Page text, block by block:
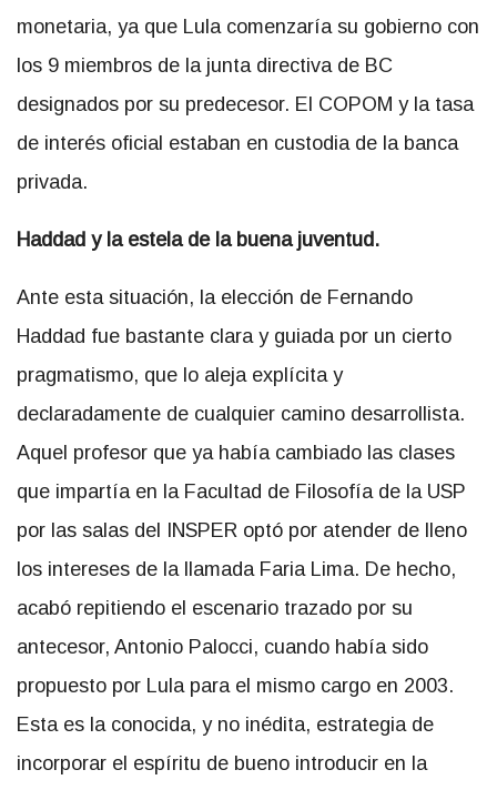
monetaria, ya que Lula comenzaría su gobierno con
los 9 miembros de la junta directiva de BC
designados por su predecesor. El COPOM y la tasa
de interés oficial estaban en custodia de la banca
privada.
Haddad y la estela de la buena juventud.
Ante esta situación, la elección de Fernando
Haddad fue bastante clara y guiada por un cierto
pragmatismo, que lo aleja explícita y
declaradamente de cualquier camino desarrollista.
Aquel profesor que ya había cambiado las clases
que impartía en la Facultad de Filosofía de la USP
por las salas del INSPER optó por atender de lleno
los intereses de la llamada Faria Lima. De hecho,
acabó repitiendo el escenario trazado por su
antecesor, Antonio Palocci, cuando había sido
propuesto por Lula para el mismo cargo en 2003.
Esta es la conocida, y no inédita, estrategia de
incorporar el espíritu de bueno introducir en la